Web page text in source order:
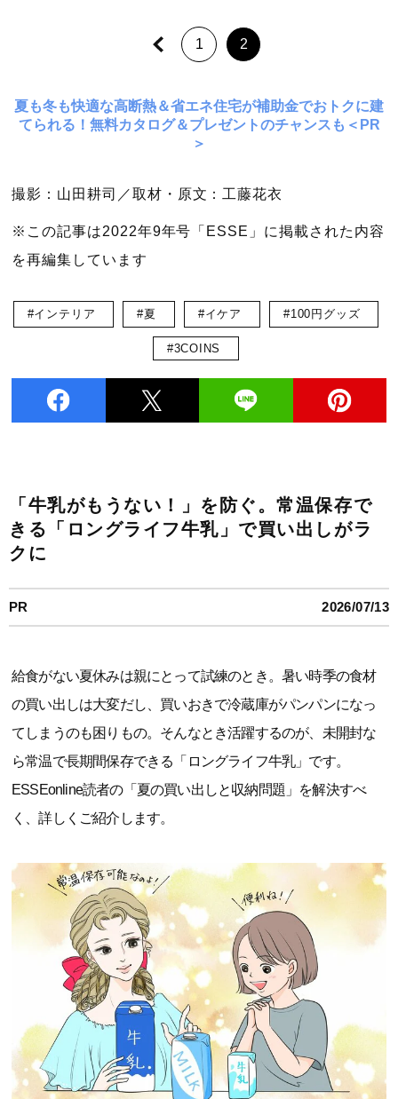
1 2
夏も冬も快適な高断熱＆省エネ住宅が補助金でおトクに建
てられる！無料カタログ＆プレゼントのチャンスも＜PR
＞
撮影：山田耕司／取材・原文：工藤花衣
※この記事は2022年9年号「ESSE」に掲載された内容
を再編集しています
#インテリア #夏 #イケア #100円グッズ
#3COINS
「牛乳がもうない！」を防ぐ。常温保存で
きる「ロングライフ牛乳」で買い出しがラ
クに
PR 2026/07/13
給食がない夏休みは親にとって試練のとき。暑い時季の食材
の買い出しは大変だし、買いおきで冷蔵庫がパンパンになっ
てしまうのも困りもの。そんなとき活躍するのが、未開封な
ら常温で長期間保存できる「ロングライフ牛乳」です。
ESSEonline読者の「夏の買い出しと収納問題」を解決すべ
く、詳しくご紹介します。